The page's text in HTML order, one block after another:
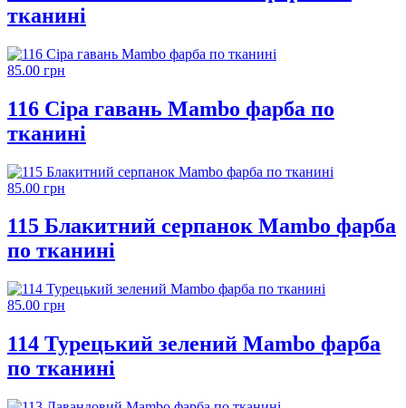
тканині
85.00 грн
116 Сіра гавань Mambo фарба по
тканині
85.00 грн
115 Блакитний серпанок Mambo фарба
по тканині
85.00 грн
114 Турецький зелений Mambo фарба
по тканині